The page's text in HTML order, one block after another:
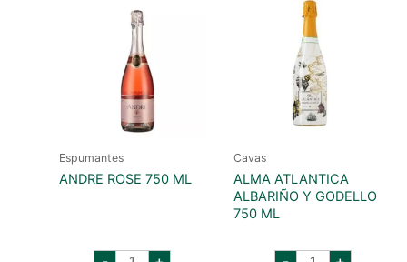
Espumantes
ANDRE ROSE 750 ML
andre
Cavas
ALMA ATLANTICA
ALBARIÑO Y GODELLO
750 ML
alma